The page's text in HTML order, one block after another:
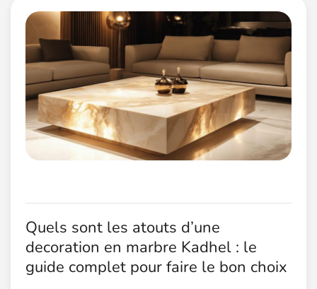
Quels sont les atouts d’une
decoration en marbre Kadhel : le
guide complet pour faire le bon choix